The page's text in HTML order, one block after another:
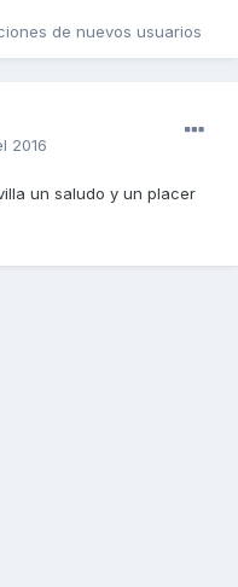
de nuevos usuarios
2016
un saludo y un placer